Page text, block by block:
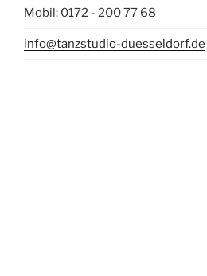
Mobil: 0172 - 200 77 68
info@tanzstudio-duesseldorf.de